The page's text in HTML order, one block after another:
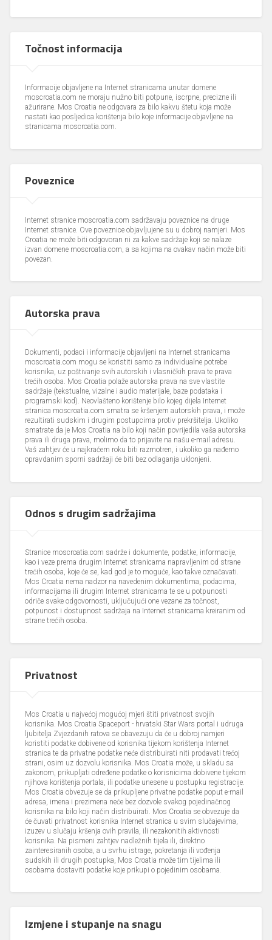
Točnost informacija
Informacije objavljene na Internet stranicama unutar domene
moscroatia.com ne moraju nužno biti potpune, iscrpne, precizne ili
ažurirane. Mos Croatia ne odgovara za bilo kakvu štetu koja može
nastati kao posljedica korištenja bilo koje informacije objavljene na
stranicama moscroatia.com.
Poveznice
Internet stranice moscroatia.com sadržavaju poveznice na druge
Internet stranice. Ove poveznice objavljujene su u dobroj namjeri. Mos
Croatia ne može biti odgovoran ni za kakve sadržaje koji se nalaze
izvan domene moscroatia.com, a sa kojima na ovakav način može biti
povezan.
Autorska prava
Dokumenti, podaci i informacije objavljeni na Internet stranicama
moscroatia.com mogu se koristiti samo za individualne potrebe
korisnika, uz poštivanje svih autorskih i vlasničkih prava te prava
trećih osoba. Mos Croatia polaže autorska prava na sve vlastite
sadržaje (tekstualne, vizalne i audio materijale, baze podataka i
programski kod). Neovlašteno korištenje bilo kojeg dijela Internet
stranica moscroatia.com smatra se kršenjem autorskih prava, i može
rezultirati sudskim i drugim postupcima protiv prekršitelja. Ukoliko
smatrate da je Mos Croatia na bilo koji način povrijedila vaša autorska
prava ili druga prava, molimo da to prijavite na našu e-mail adresu.
Vaš zahtjev će u najkraćem roku biti razmotren, i ukoliko ga nađemo
opravdanim sporni sadržaji će biti bez odlaganja uklonjeni.
Odnos s drugim sadržajima
Stranice moscroatia.com sadrže i dokumente, podatke, informacije,
kao i veze prema drugim Internet stranicama napravljenim od strane
trećih osoba, koje će se, kad god je to moguće, kao takve označavati.
Mos Croatia nema nadzor na navedenim dokumentima, podacima,
informacijama ili drugim Internet stranicama te se u potpunosti
odriče svake odgovornosti, uključujući one vezane za točnost,
potpunost i dostupnost sadržaja na Internet stranicama kreiranim od
strane trećih osoba.
Privatnost
Mos Croatia u najvećoj mogućoj mjeri štiti privatnost svojih
korisnika. Mos Croatia Spaceport - hrvatski Star Wars portal i udruga
ljubitelja Zvjezdanih ratova se obavezuju da će u dobroj namjeri
koristiti podatke dobivene od korisnika tijekom korištenja Internet
stranica te da privatne podatke neće distribuirati niti prodavati trećoj
strani, osim uz dozvolu korisnika. Mos Croatia može, u skladu sa
zakonom, prikupljati određene podatke o korisnicima dobivene tijekom
njihova korištenja portala, ili podatke unesene u postupku registracije.
Mos Croatia obvezuje se da prikupljene privatne podatke poput e-mail
adresa, imena i prezimena neće bez dozvole svakog pojedinačnog
korisnika na bilo koji način distribuirati. Mos Croatia se obvezuje da
će čuvati privatnost korisnika Internet stranica u svim slučajevima,
izuzev u slučaju kršenja ovih pravila, ili nezakonitih aktivnosti
korisnika. Na pismeni zahtjev nadležnih tijela ili, direktno
zainteresiranih osoba, a u svrhu istrage, pokretanja ili vođenja
sudskih ili drugih postupka, Mos Croatia može tim tijelima ili
osobama dostaviti podatke koje prikupi o pojedinim osobama.
Izmjene i stupanje na snagu